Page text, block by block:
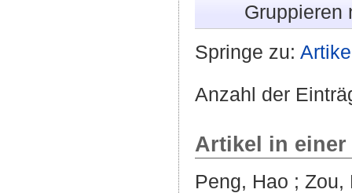
Gruppieren
Springe zu:
Anzahl der
Artikel in
Peng, Hao ; Zou,